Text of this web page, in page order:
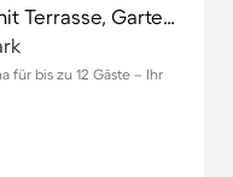
Voll ausgestattetes Chalet mit Terrasse, Garten und Sauna
für bis zu 12 Gäste – Ihr